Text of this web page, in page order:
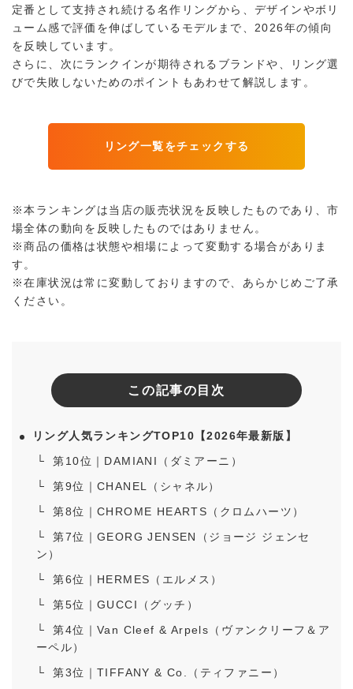
検索する
定番として支持され続ける名作リングから、デザインやボリ
ューム感で評価を伸ばしているモデルまで、2026年の傾向
を反映しています。
さらに、次にランクインが期待されるブランドや、リング選
びで失敗しないためのポイントもあわせて解説します。
リング一覧をチェックする
※本ランキングは当店の販売状況を反映したものであり、市
場全体の動向を反映したものではありません。
※商品の価格は状態や相場によって変動する場合がありま
す。
※在庫状況は常に変動しておりますので、あらかじめご了承
ください。
この記事の目次
リング人気ランキングTOP10【2026年最新版】
第10位｜DAMIANI（ダミアーニ）
第9位｜CHANEL（シャネル）
第8位｜CHROME HEARTS（クロムハーツ）
第7位｜GEORG JENSEN（ジョージ ジェンセ
ン）
第6位｜HERMES（エルメス）
第5位｜GUCCI（グッチ）
第4位｜Van Cleef & Arpels（ヴァンクリーフ＆ア
ーペル）
第3位｜TIFFANY & Co.（ティファニー）